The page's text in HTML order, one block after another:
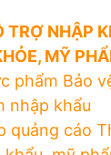
TRỢ NHẬP
MỸ
phẩm Bảo
nhập khẩu
quảng cáo